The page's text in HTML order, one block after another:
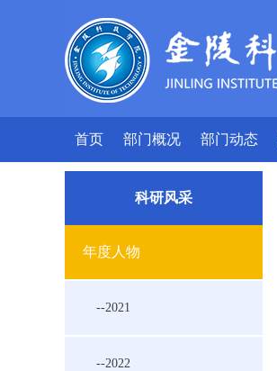
首页 部门概况 部门动态
科研风采
年度人物
--2021
--2022